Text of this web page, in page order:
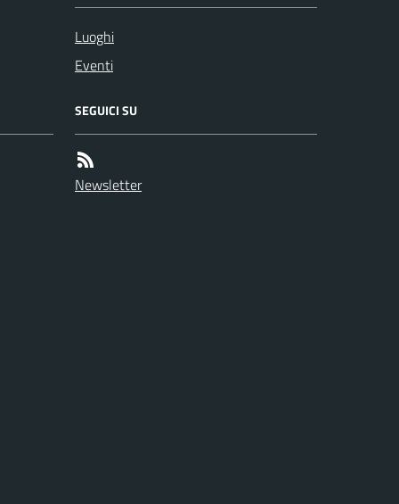
Luoghi
Eventi
SEGUICI SU
Newsletter